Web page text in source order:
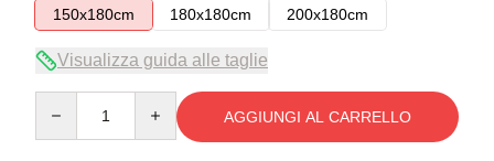
150x180cm
180x180cm 200x180cm
Visualizza guida alle taglie
AGGIUNGI AL CARRELLO